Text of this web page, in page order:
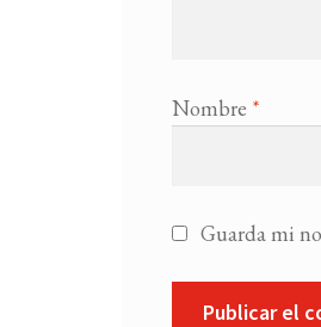
Nombre *
Guarda mi